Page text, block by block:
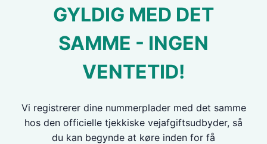
GYLDIG MED DET
SAMME - INGEN
VENTETID!
Vi registrerer dine nummerplader med det samme
hos den officielle tjekkiske vejafgiftsudbyder, så
du kan begynde at køre inden for få